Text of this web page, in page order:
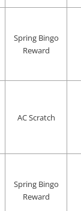
Spring Bingo
Reward
AC Scratch
Spring Bingo
Reward